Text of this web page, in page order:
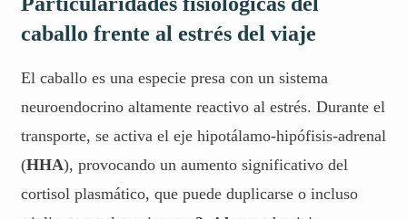
caballo frente al estrés del viaje
El caballo es una especie presa con un sistema
neuroendocrino altamente reactivo al estrés. Durante el
transporte, se activa el eje hipotálamo-hipófisis-adrenal
(HHA), provocando un aumento significativo del
cortisol plasmático, que puede duplicarse o incluso